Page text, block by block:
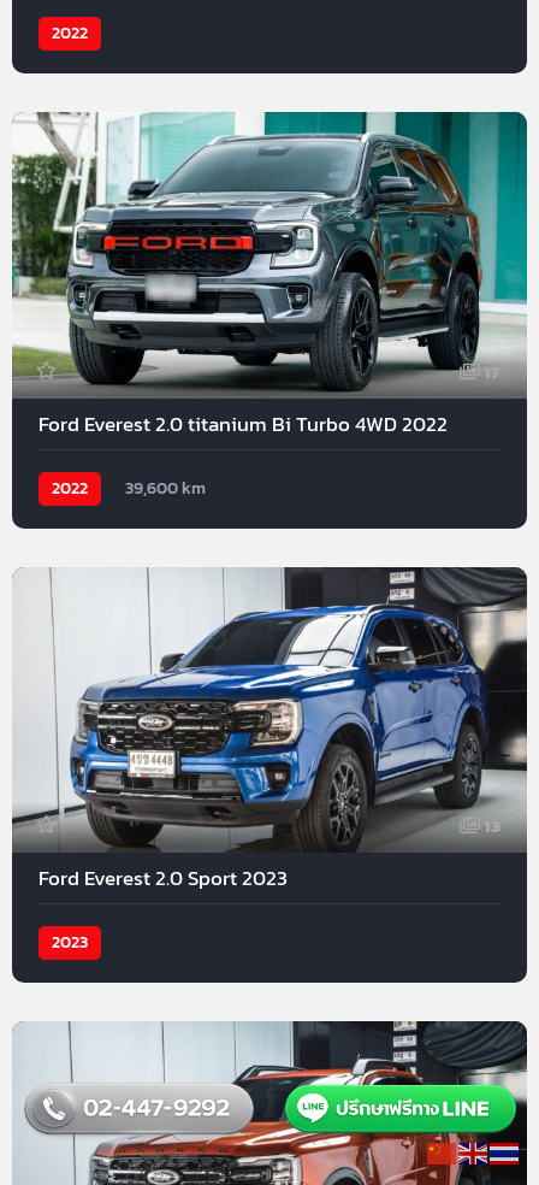
2022
17
Ford Everest 2.0 titanium Bi Turbo 4WD 2022
2022 39,600 km
13
Ford Everest 2.0 Sport 2023
2023